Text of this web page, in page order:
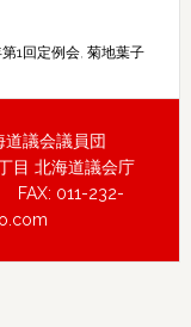
1回定例会, 菊地葉子
議会議員団
目 北海道議会庁
FAX: 011-232-